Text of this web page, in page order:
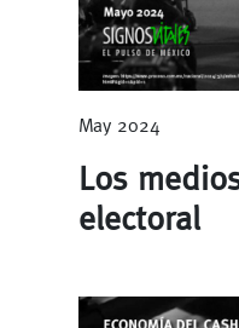
May 2024
Los
electoral